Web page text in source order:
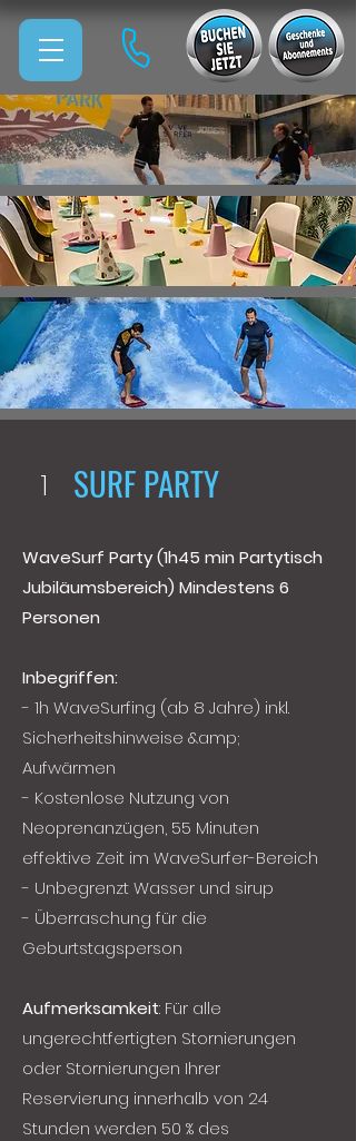
1 SURF PARTY
WaveSurf Party (1h45 min Partytisch
Jubiläumsbereich) Mindestens 6
Personen
Inbegriffen:
- 1h WaveSurfing (ab 8 Jahre) inkl.
Sicherheitshinweise &amp;
Aufwärmen
- Kostenlose Nutzung von
Neoprenanzügen, 55 Minuten
effektive Zeit im WaveSurfer-Bereich
- Unbegrenzt Wasser und sirup
- Überraschung für die
Geburtstagsperson
Aufmerksamkeit: Für alle
ungerechtfertigten Stornierungen
oder Stornierungen Ihrer
Reservierung innerhalb von 24
Stunden werden 50 % des